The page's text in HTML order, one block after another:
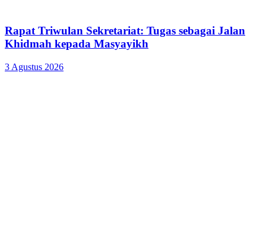
Rapat Triwulan Sekretariat: Tugas sebagai Jalan
Khidmah kepada Masyayikh
3 Agustus 2026